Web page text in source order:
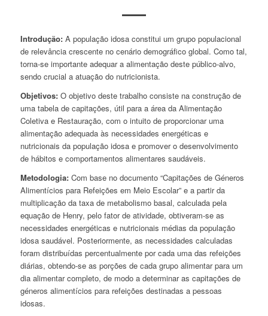
Introdução:A população idosa constitui um grupo populacional
de relevância crescente no cenário demográfico global. Como tal,
torna-se importante adequar a alimentação deste público-alvo,
sendo crucial a atuação do nutricionista.
Objetivos: O objetivo deste trabalho consiste na construção de
uma tabela de capitações, útil para a área da Alimentação
Coletiva e Restauração, com o intuito de proporcionar uma
alimentação adequada às necessidades energéticas e
nutricionais da população idosa e promover o desenvolvimento
de hábitos e comportamentos alimentares saudáveis.
Metodologia: Com base no documento “Capitações de Géneros
Alimentícios para Refeições em Meio Escolar” e a partir da
multiplicação da taxa de metabolismo basal, calculada pela
equação de Henry, pelo fator de atividade, obtiveram-se as
necessidades energéticas e nutricionais médias da população
idosa saudável. Posteriormente, as necessidades calculadas
foram distribuídas percentualmente por cada uma das refeições
diárias, obtendo-se as porções de cada grupo alimentar para um
dia alimentar completo, de modo a determinar as capitações de
géneros alimentícios para refeições destinadas a pessoas
idosas.